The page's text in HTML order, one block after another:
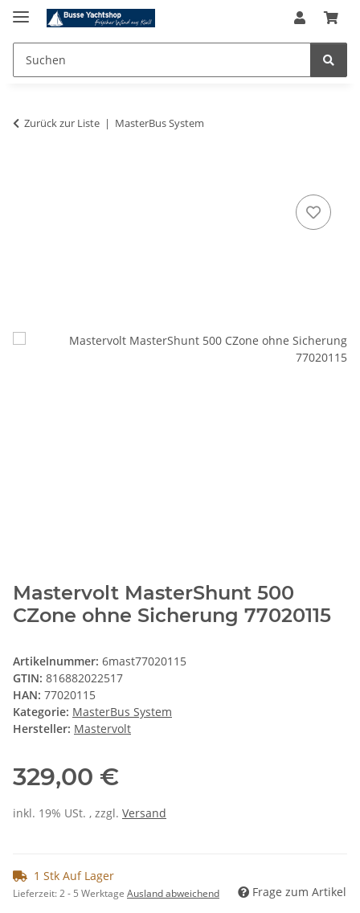
Zurück zur Liste MasterBus System
Mastervolt MasterShunt 500
CZone ohne Sicherung 77020115
Artikelnummer: 6mast77020115
GTIN: 816882022517
HAN: 77020115
Kategorie: MasterBus System
Hersteller: Mastervolt
329,00 €
inkl. 19% USt. , zzgl. Versand
1 Stk Auf Lager
Lieferzeit:2 - 5 Werktage Ausland abweichend Frage zum Artikel